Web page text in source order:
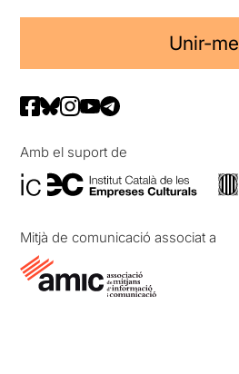
Unir-me
Amb el suport de
Mitjà de comunicació associat a